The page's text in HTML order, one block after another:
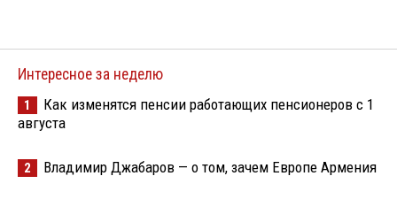
Интересное за неделю
1
Как изменятся пенсии работающих пенсионеров с 1
августа
2 Владимир Джабаров — о том, зачем Европе Армения